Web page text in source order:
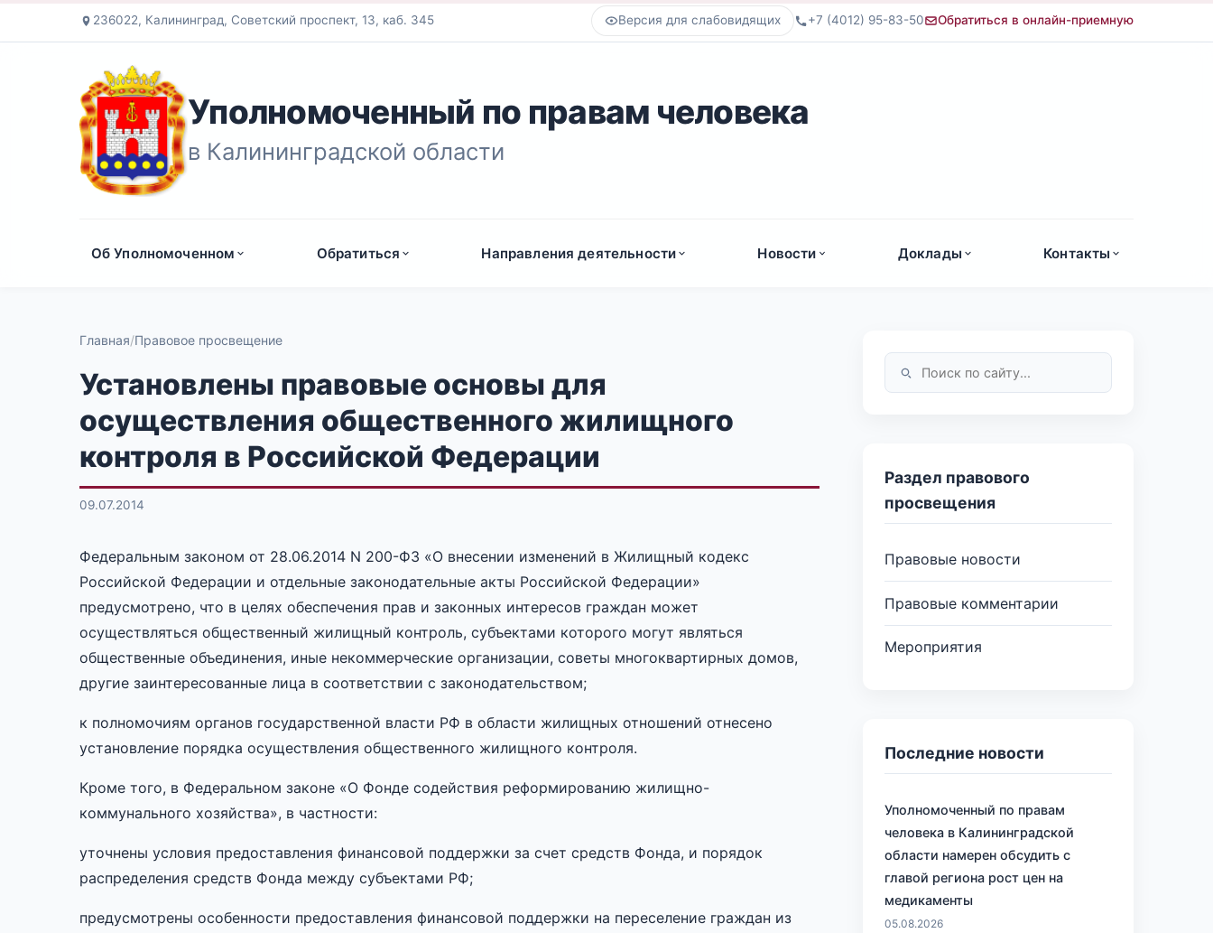
236022, Калининград, Советский проспект, 13, каб. 345 Версия для слабовидящих +7 (4012) 95-83-50 Обратиться в онлайн-приемную
Уполномоченный по правам человека
в Калининградской области
Об Уполномоченном Обратиться Направления деятельности Новости Доклады Контакты
Главная Правовое просвещение
Установлены правовые основы для
осуществления общественного жилищного
контроля в Российской Федерации
09.07.2014
Федеральным законом от 28.06.2014 N 200-ФЗ «О внесении изменений в Жилищный кодекс
Российской Федерации и отдельные законодательные акты Российской Федерации»
предусмотрено, что в целях обеспечения прав и законных интересов граждан может
осуществляться общественный жилищный контроль, субъектами которого могут являться
общественные объединения, иные некоммерческие организации, советы многоквартирных домов,
другие заинтересованные лица в соответствии с законодательством;
к полномочиям органов государственной власти РФ в области жилищных отношений отнесено
установление порядка осуществления общественного жилищного контроля.
Кроме того, в Федеральном законе «О Фонде содействия реформированию жилищно-
коммунального хозяйства», в частности:
уточнены условия предоставления финансовой поддержки за счет средств Фонда, и порядок
распределения средств Фонда между субъектами РФ;
предусмотрены особенности предоставления финансовой поддержки на переселение граждан из
Раздел правового
просвещения
Правовые новости
Правовые комментарии
Мероприятия
Последние новости
Уполномоченный по правам
человека в Калининградской
области намерен обсудить с
главой региона рост цен на
медикаменты
05.08.2026